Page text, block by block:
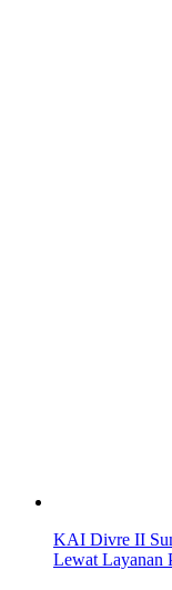
KAI Divre II
Lewat Layanan